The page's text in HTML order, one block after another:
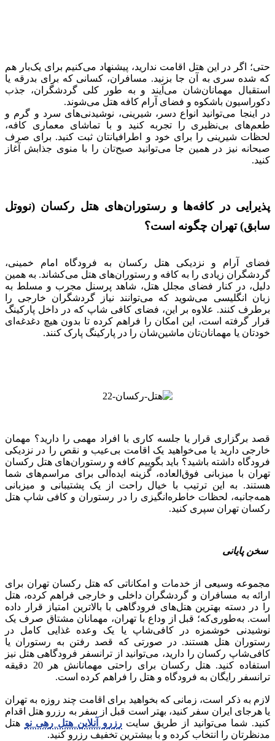
حتی؛ اگر در این هتل اقامت ندارید، پیشنهاد می‌کنیم برای یک‌بار هم
که شده سری به آن جا بزنید. مسافران، کسانی که برای بدرقه یا
استقبال مهمانان‌شان می‌آیند و به طور کلی گردشگران، جذب
دکوراسیون باشکوه و فضای آرام کافه هتل می‌شوند.
در اینجا می‌توانید انواع دسر، شیرینی، نوشیدنی‌های سرد و گرم و
طعم‌های بی‌نظیری را تجربه کنید و با تماشای معماری کافه،
لحظات شیرینی را برای خود و اطرافیانتان ثبت کنید. برای صرف
صبحانه نیز در همین جا می‌توانید صبح‌تان را با منوی جذابش آغاز
کنید.
پذیرایی در کافه‌ها و رستوران‌های هتل رکسان (نووتل
سابق) تهران چگونه است؟
فضای آرام و نزدیکی هتل رکسان به فرودگاه امام خمینی،
گردشگران زیادی را به کافه و رستوران‌های هتل می‌کشاند. به همین
دلیل، در کنار فضای مجلل هتل، شاهد پرسنل مجرب و مسلط به
زبان انگلیسی می‌شوید که می‌توانند نیاز گردشگران خارجی را
برطرف کنند. علاوه بر این، فضای کافی شاپ که در داخل پارکینگ
قرار گرفته است، این امکان را فراهم کرده تا بدون هیچ دغدغه‌ای
خودتان یا مهمانان‌تان ماشین‌شان را در پارکینگ پارک کنند.
قصد برگزاری قرار یا جلسه کاری با افراد مهمی را دارید؟ مهمان
خارجی دارید یا می‌خواهید یک اقامت بی‌عیب و نقص را در نزدیکی
فرودگاه داشته باشید؟ باید بگوییم کافه و رستوران‌های هتل رکسان
تهران با میزبانی فوق‌العاده‌، گزینه ایده‌آلی برای مراسم‌های شما
هستند. به این ترتیب با خیال راحت از یک پشتیبانی و میزبانی
همه‌جانبه، لحظات خاطره‌انگیزی را در رستوران و کافی شاپ هتل
رکسان تهران سپری کنید.
سخن پایانی
مجموعه وسیعی از خدمات و امکاناتی که هتل رکسان تهران برای
ارائه به مسافران و گردشگران داخلی و خارجی فراهم کرده، هتل
را در دسته بهترین هتل‌های فرودگاهی با بالاترین امتیاز قرار داده
است. به‌طوری‌که؛ قبل از وداع با تهران، مهمانان مشتاق صرف یک
نوشیدنی خوشمزه در کافی‌شاپ یا یک وعده غذایی کامل در
رستوران هتل هستند. در صورتی که قصد رفتن به رستوران یا
کافی‌شاپ رکسان را دارید، می‌توانید از ترانسفر فرودگاهی هتل نیز
استفاده کنید. هتل رکسان برای راحتی مهمانانش هر 20 دقیقه
ترانسفر رایگان به فرودگاه و هتل را فراهم کرده است.
لازم به ذکر است، زمانی که بخواهید برای اقامت چند روزه به تهران
یا هرجای ایران سفر کنید، بهتر است قبل از سفر به رزرو هتل اقدام
کنید. شما می‌توانید از طریق سایترزرو آنلاین هتل رهی نو هتل
مدنظرتان را انتخاب کرده و با بیشترین تخفیف رزرو کنید.